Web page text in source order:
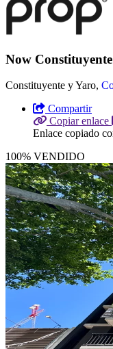
Now
Constituyente y Yaro,
Compartir
Copiar enlace
Enlace copiado
100% VENDIDO